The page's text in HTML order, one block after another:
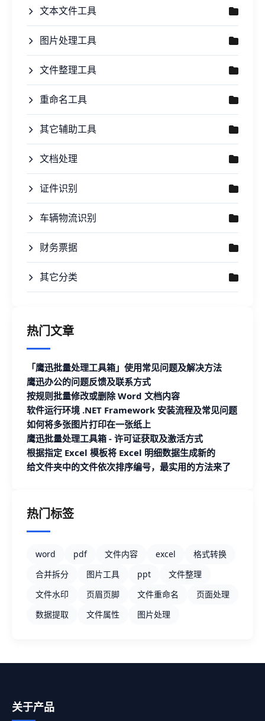
文本文件工具
图片处理工具
文件整理工具
重命名工具
其它辅助工具
文档处理
证件识别
车辆物流识别
财务票据
其它分类
热门文章
「鹰迅批量处理工具箱」使用常见问题及解决方法
鹰迅办公的问题反馈及联系方式
按规则批量修改或删除 Word 文档内容
软件运行环境 .NET Framework 安装流程及常见问题
如何将多张图片打印在一张纸上
鹰迅批量处理工具箱 - 许可证获取及激活方式
根据指定 Excel 模板将 Excel 明细数据生成新的
Excel 文档
给文件夹中的文件依次排序编号，最实用的方法来了
热门标签
word pdf 文件内容 excel
格式转换
合并拆分
图片工具 ppt
文件整理
文件水印
页眉页脚 文件重命名
页面处理
数据提取
文件属性 图片处理
关于产品